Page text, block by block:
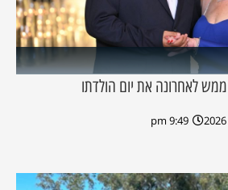
לאחרונה את יום הולדתו
9:49 pm